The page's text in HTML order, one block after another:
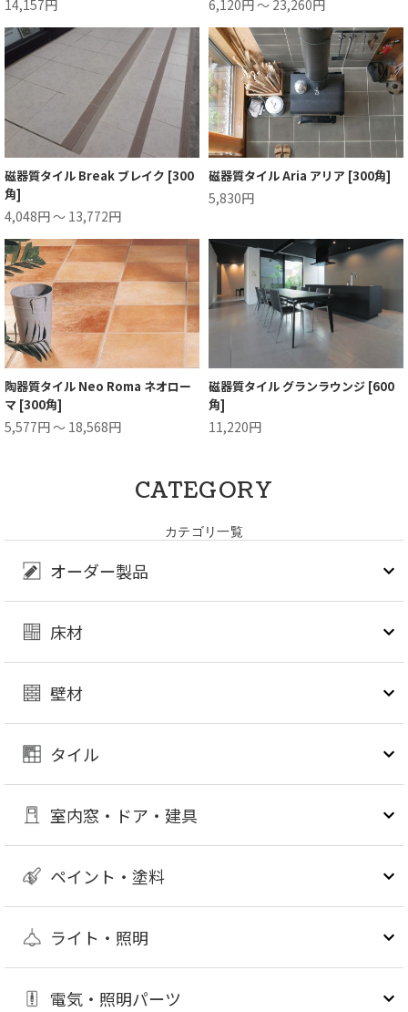
14,157円 6,120円 ～ 23,260円
磁器質タイル Break ブレイク [300
角]
4,048円 ～ 13,772円
磁器質タイル Aria アリア [300角]
5,830円
陶器質タイル Neo Roma ネオロー
マ [300角]
5,577円 ～ 18,568円
磁器質タイル グランラウンジ [600
角]
11,220円
CATEGORY
カテゴリ一覧
オーダー製品
床材
壁材
タイル
室内窓・ドア・建具
ペイント・塗料
ライト・照明
電気・照明パーツ